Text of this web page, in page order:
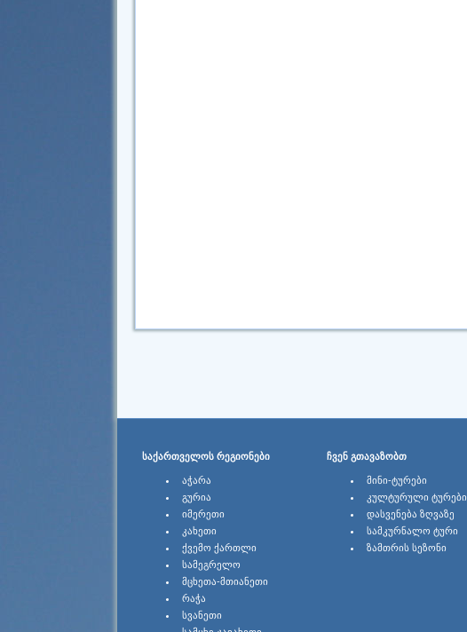
ᲡᲐᲥᲐᲠᲗᲕᲔᲚᲝᲡ ᲠᲔᲒᲘᲝᲜᲔᲑᲘ ᲩᲕᲔᲜ ᲒᲗᲐᲕᲐᲖᲝᲑᲗ
ᲐᲭᲐᲠᲐ
ᲒᲣᲠᲘᲐ
ᲘᲛᲔᲠᲔᲗᲘ
ᲙᲐᲮᲔᲗᲘ
ᲥᲕᲔᲛᲝ ᲥᲐᲠᲗᲚᲘ
ᲡᲐᲛᲔᲒᲠᲔᲚᲝ
ᲛᲪᲮᲔᲗᲐ-ᲛᲗᲘᲐᲜᲔᲗᲘ
ᲠᲐᲭᲐ
ᲡᲕᲐᲜᲔᲗᲘ
ᲛᲘᲜᲘ-ᲢᲣᲠᲔᲑᲘ
ᲙᲣᲚᲢᲣᲠᲣᲚᲘ ᲢᲣᲠᲔᲑᲘ
ᲓᲐᲡᲕᲔᲜᲔᲑᲐ ᲖᲦᲕᲐᲖᲔ
ᲡᲐᲛᲙᲣᲠᲜᲐᲚᲝ ᲢᲣᲠᲘ
ᲖᲐᲛᲗᲠᲘᲡ ᲡᲔᲖᲝᲜᲘ